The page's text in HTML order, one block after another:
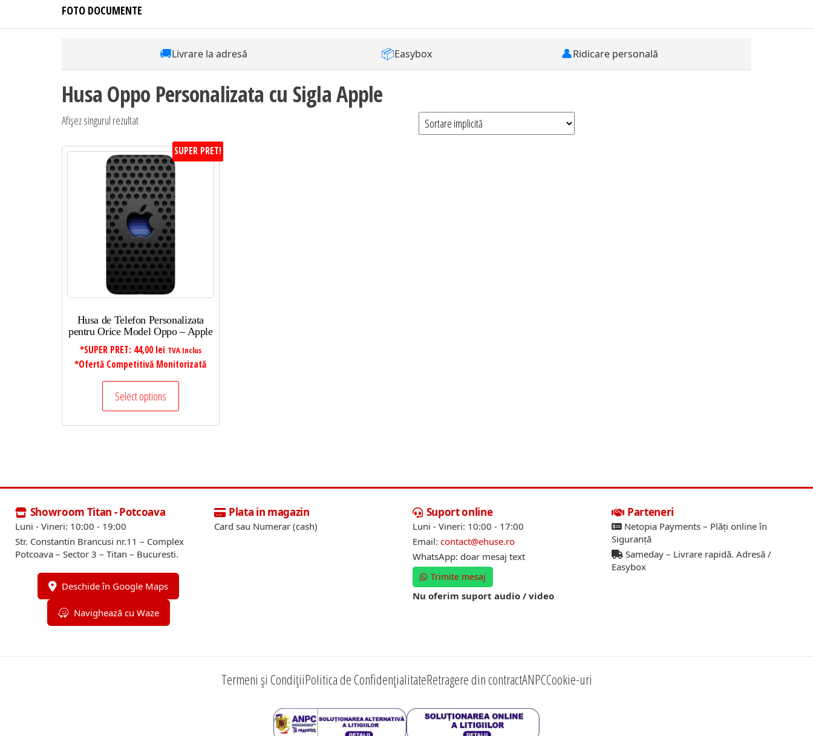
FOTO DOCUMENTE
🚚Livrare la adresă 📦Easybox 👤Ridicare personală
Husa Oppo Personalizata cu Sigla Apple
Afișez singurul rezultat
SUPER PRET!
Husa de Telefon Personalizata
pentru Orice Model Oppo – Apple
*SUPER PRET: 44,00 lei TVA Inclus
*Ofertă Competitivă Monitorizată
Select options
Showroom Titan - Potcoava
Luni - Vineri: 10:00 - 19:00
Str. Constantin Brancusi nr.11 – Complex
Potcoava – Sector 3 – Titan – Bucuresti.
Deschide în Google Maps
Navighează cu Waze
Plata in magazin
Card sau Numerar (cash)
Suport online
Luni - Vineri: 10:00 - 17:00
Email: contact@ehuse.ro
WhatsApp: doar mesaj text
Trimite mesaj
Nu oferim suport audio / video
Parteneri
Netopia Payments – Plăți online în
Siguranță
Sameday – Livrare rapidă. Adresă /
Easybox
Termeni și CondițiiPolitica de ConfidențialitateRetragere din contractANPCCookie-uri